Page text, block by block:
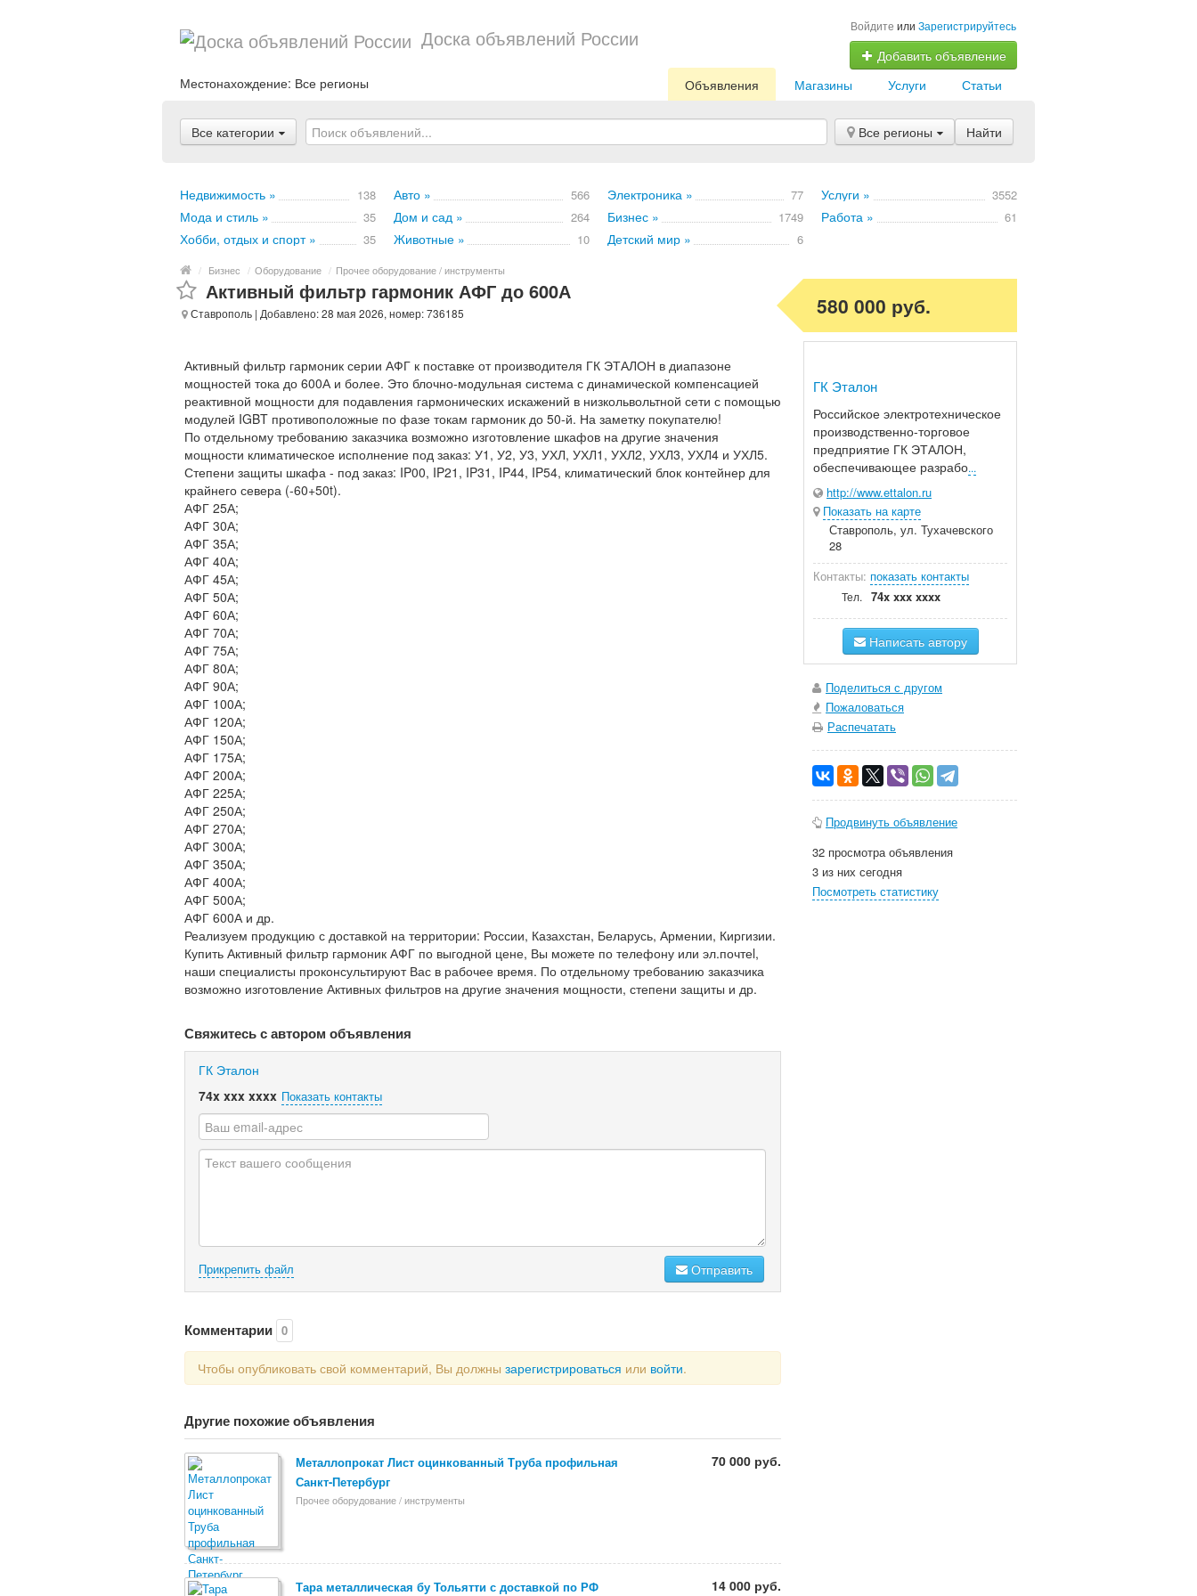
Доска объявлений России Войдите или Зарегистрируйтесь
Добавить объявление
Местонахождение: Все регионы Статьи
Услуги
Магазины
Объявления
Все категории Все регионы Найти
Недвижимость » 138 Авто » 566 Электроника » 77 Услуги » 3552
Мода и стиль » 35 Дом и сад » 264 Бизнес » 1749 Работа » 61
Хобби, отдых и спорт » 35 Животные » 10 Детский мир » 6
/ Бизнес / Оборудование / Прочее оборудование / инструменты
Активный фильтр гармоник АФГ до 600А
Ставрополь | Добавлено: 28 мая 2026, номер: 736185
Активный фильтр гармоник серии АФГ к поставке от производителя ГК ЭТАЛОН в диапазоне
мощностей тока до 600А и более. Это блочно-модульная система с динамической компенсацией
реактивной мощности для подавления гармонических искажений в низкольвольтной сети с помощью
модулей IGBT противоположные по фазе токам гармоник до 50-й. На заметку покупателю!
По отдельному требованию заказчика возможно изготовление шкафов на другие значения
мощности климатическое исполнение под заказ: У1, У2, У3, УХЛ, УХЛ1, УХЛ2, УХЛ3, УХЛ4 и УХЛ5.
Степени защиты шкафа - под заказ: IP00, IP21, IP31, IP44, IP54, климатический блок контейнер для
крайнего севера (-60+50t).
АФГ 25А;
АФГ 30А;
АФГ 35А;
АФГ 40А;
АФГ 45А;
АФГ 50А;
АФГ 60А;
АФГ 70А;
АФГ 75А;
АФГ 80А;
АФГ 90А;
АФГ 100А;
АФГ 120А;
АФГ 150А;
АФГ 175А;
АФГ 200А;
АФГ 225А;
АФГ 250А;
АФГ 270А;
АФГ 300А;
АФГ 350А;
АФГ 400А;
АФГ 500А;
АФГ 600А и др.
Реализуем продукцию с доставкой на территории: России, Казахстан, Беларусь, Армении, Киргизии.
Купить Активный фильтр гармоник АФГ по выгодной цене, Вы можете по телефону или эл.почтеl,
наши специалисты проконсультируют Вас в рабочее время. По отдельному требованию заказчика
возможно изготовление Активных фильтров на другие значения мощности, степени защиты и др.
Свяжитесь с автором объявления
ГК Эталон
74x xxx xxxx Показать контакты
Прикрепить файл Отправить
Комментарии 0
Чтобы опубликовать свой комментарий, Вы должны зарегистрироваться или войти.
Другие похожие объявления
Металлопрокат Лист оцинкованный Труба профильная
Санкт-Петербург
Прочее оборудование / инструменты
70 000 руб.
Тара металлическая бу Тольятти с доставкой по РФ 14 000 руб.
580 000 руб.
ГК Эталон
Российское электротехническое
производственно-торговое
предприятие ГК ЭТАЛОН,
обеспечивающее разрабо...
http://www.ettalon.ru
Показать на карте
Ставрополь, ул. Тухачевского
28
Контакты: показать контакты
Тел. 74x xxx xxxx
Написать автору
Поделиться с другом
Пожаловаться
Распечатать
Продвинуть объявление
32 просмотра объявления
3 из них сегодня
Посмотреть статистику